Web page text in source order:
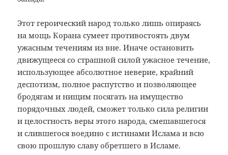
Этот героический народ только лишь опираясь
на мощь Корана сумеет противостоять двум
ужасным течениям из вне. Иначе остановить
движущееся со страшной силой ужасное течение,
использующее абсолютное неверие, крайний
деспотизм, полное распутство и позволяющее
бродягам и нищим посягать на имущество
порядочных людей, сможет только сила религии
и целостность веры этого народа, смешавшегося
и слившегося воедино с истинами Ислама и всю
свою прошлую славу обретшего в Исламе.